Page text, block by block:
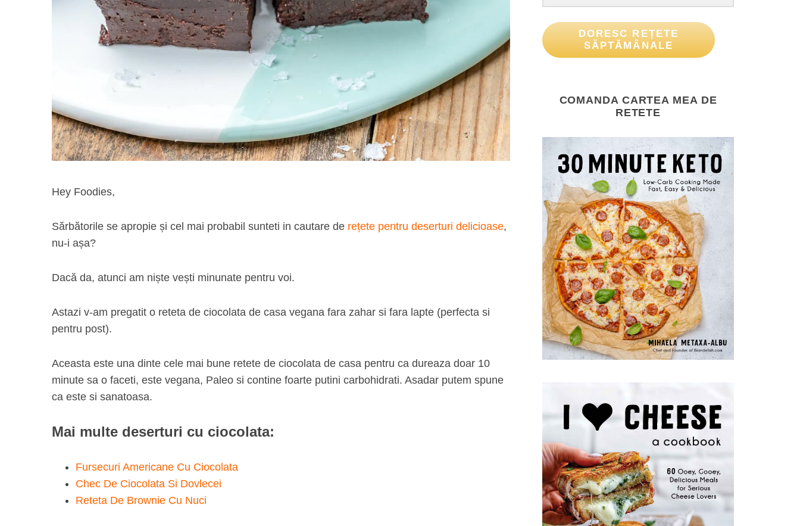
Hey Foodies,
Sărbătorile se apropie și cel mai probabil sunteti in cautare de rețete pentru deserturi delicioase,
nu-i așa?
Dacă da, atunci am niște vești minunate pentru voi.
Astazi v-am pregatit o reteta de ciocolata de casa vegana fara zahar si fara lapte (perfecta si
pentru post).
Aceasta este una dinte cele mai bune retete de ciocolata de casa pentru ca dureaza doar 10
minute sa o faceti, este vegana, Paleo si contine foarte putini carbohidrati. Asadar putem spune
ca este si sanatoasa.
Mai multe deserturi cu ciocolata:
Fursecuri Americane Cu Ciocolata
Chec De Ciocolata Si Dovlecei
Reteta De Brownie Cu Nuci
DORESC REȚETE
SĂPTĂMÂNALE
COMANDA CARTEA MEA DE
RETETE
S
c
o
: